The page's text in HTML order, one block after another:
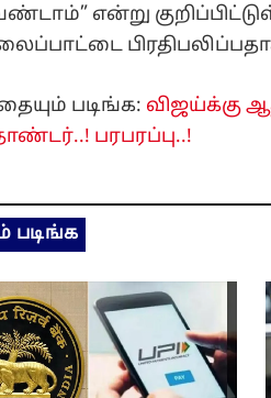
என்று
படிங்க: விஜய்க்கு
பரபரப்பு..!
படிங்க